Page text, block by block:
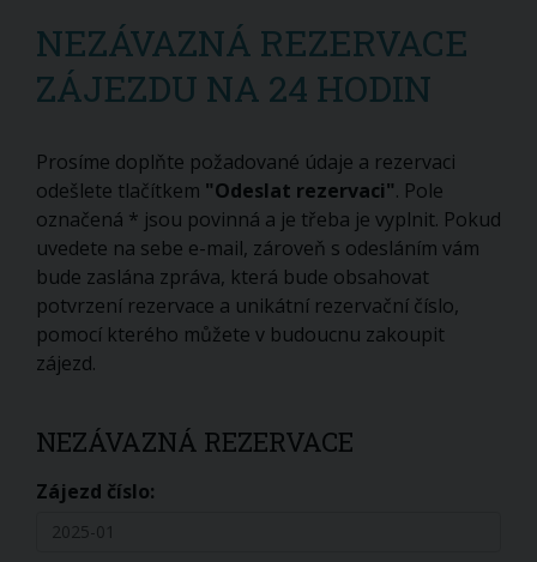
NEZÁVAZNÁ REZERVACE
ZÁJEZDU NA 24 HODIN
Prosíme doplňte požadované údaje a rezervaci
odešlete tlačítkem "Odeslat rezervaci". Pole
označená * jsou povinná a je třeba je vyplnit. Pokud
uvedete na sebe e-mail, zároveň s odesláním vám
bude zaslána zpráva, která bude obsahovat
potvrzení rezervace a unikátní rezervační číslo,
pomocí kterého můžete v budoucnu zakoupit
zájezd.
NEZÁVAZNÁ REZERVACE
Zájezd číslo:
2025-01